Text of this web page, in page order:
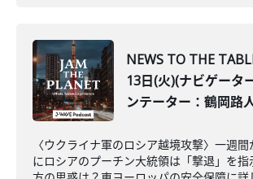
NEWS TO THE
13日(火)(ナビゲータ
ンテーター：鶴岡路
〈ウクライナ軍のロシア越境攻撃〉一週
にロシアのプーチン大統領は「撃退」を指